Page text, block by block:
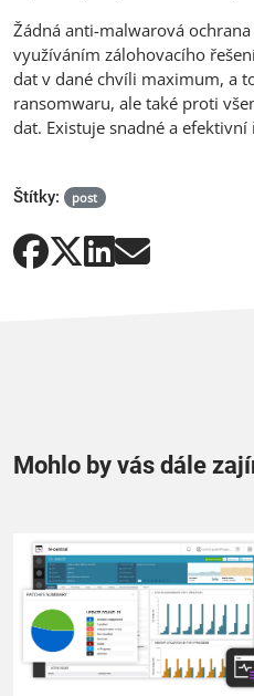
Žádná anti-malwarová
využíváním zálohovacího
dat v dané chvíli maximum, a
ransomwaru, ale také proti
dat. Existuje snadné a efektivní
Štítky: post
Mohlo by vás dále